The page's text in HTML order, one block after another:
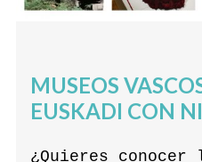
MUSEOS
EUSKADI CON
¿Quieres conocer